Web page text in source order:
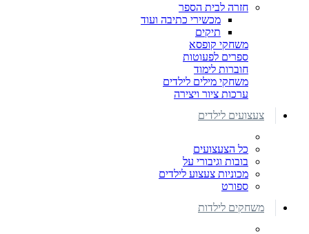
חזרה לבית הספר
מכשירי כתיבה ועוד
תיקים
משחקי קופסא
ספרים לפעוטות
חוברות לימוד
משחקי מילים לילדים
ערכות ציור ויצירה
צעצועים לילדים
כל הצעצועים
בובות וגיבורי על
מכוניות צעצוע לילדים
ספורט
משחקים לילדות